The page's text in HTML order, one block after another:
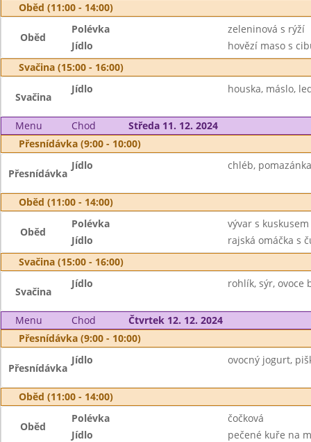
Oběd (11:00 - 14:00)
Oběd
Polévka
zeleninová s rýží
Jídlo
hovězí maso s
Svačina (15:00 - 16:00)
Svačina
Jídlo houska, máslo,
Menu Chod
Středa 11. 12. 2024
Přesnídávka (9:00 - 10:00)
Přesnídávka
Jídlo chléb,
Oběd (11:00 - 14:00)
Oběd
Polévka
vývar s kuskusem
Jídlo
rajská omáčka s
Svačina (15:00 - 16:00)
Svačina
Jídlo rohlík, sýr, ovoce
Menu Chod
Čtvrtek 12. 12. 2024
Přesnídávka (9:00 - 10:00)
Přesnídávka
Jídlo ovocný jogurt,
Oběd (11:00 - 14:00)
Oběd
Polévka
čočková
Jídlo
pečené kuře na